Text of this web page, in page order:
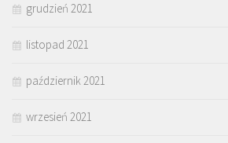
grudzień 2021
listopad 2021
październik 2021
wrzesień 2021